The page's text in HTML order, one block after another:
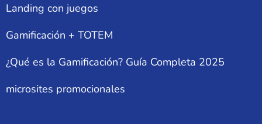
Landing con juegos
Gamificación + TOTEM
¿Qué es la Gamificación? Guía Completa 2025
microsites promocionales